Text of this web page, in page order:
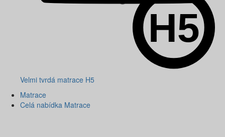
Velmi tvrdá matrace H5
Matrace
Celá nabídka Matrace